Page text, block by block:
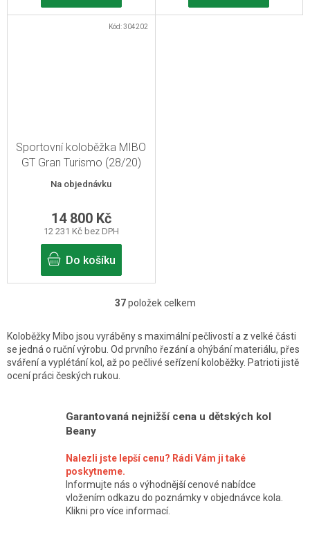
Sportovní koloběžka MIBO
GT Gran Turismo (28/20)
Žlutá
Na objednávku
12 231 Kč bez DPH
14 800 Kč
Do košíku
Kód:304202
O
v
l
á
a
p
r
v
37položek celkem
Koloběžky Mibo jsou vyráběny s maximální pečlivostí a z velké části
se jedná o ruční výrobu. Od prvního řezání a ohýbání materiálu, přes
sváření a vyplétání kol, až po pečlivé seřízení koloběžky. Patrioti jistě
ocení práci českých rukou.
Garantovaná nejnižší cena u dětských kol
Beany
Nalezli jste lepší cenu? Rádi Vám ji také
poskytneme.
Informujte nás o výhodnější cenové nabídce
vložením odkazu do poznámky v objednávce kola.
Klikni pro více informací.